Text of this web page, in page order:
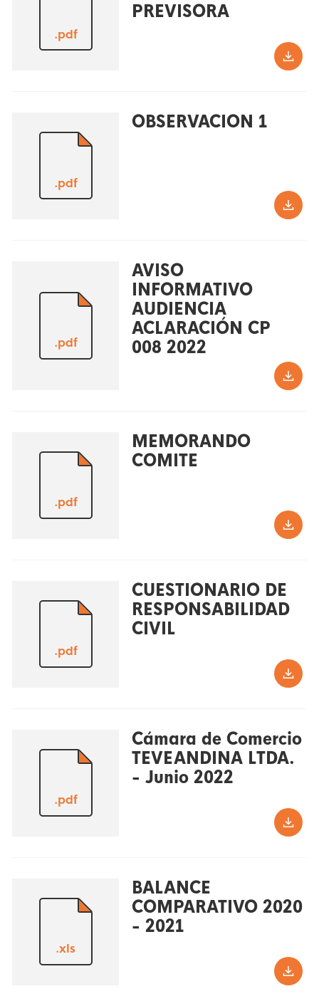
.pdf
PREVISORA
.pdf
OBSERVACION 1
.pdf
AVISO
INFORMATIVO
AUDIENCIA
ACLARACIÓN CP
008 2022
.pdf
MEMORANDO
COMITE
.pdf
CUESTIONARIO DE
RESPONSABILIDAD
CIVIL
.pdf
Cámara de Comercio
TEVEANDINA LTDA.
- Junio 2022
.xls
BALANCE
COMPARATIVO 2020
- 2021